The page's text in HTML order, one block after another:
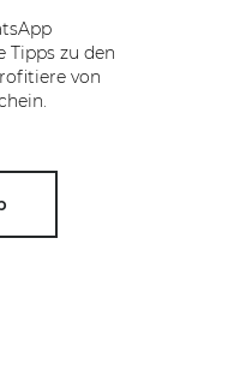
Tipps zu den
von